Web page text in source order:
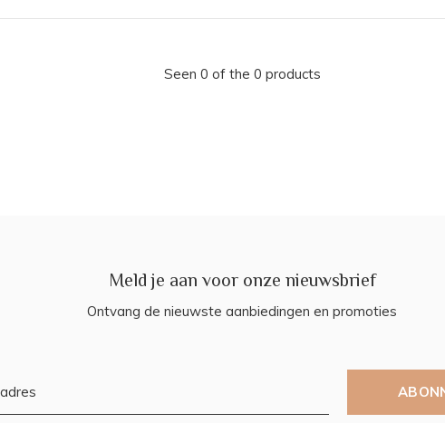
Seen 0 of the 0 products
Meld je aan voor onze nieuwsbrief
Ontvang de nieuwste aanbiedingen en promoties